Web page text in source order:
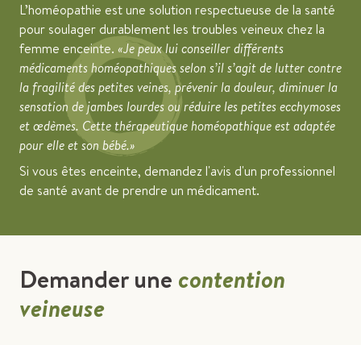
L’homéopathie est une solution respectueuse de la santé
pour soulager durablement les troubles veineux chez la
femme enceinte. «Je peux lui conseiller différents
médicaments homéopathiques selon s’il s’agit de lutter contre
la fragilité des petites veines, prévenir la douleur, diminuer la
sensation de jambes lourdes ou réduire les petites ecchymoses
et œdèmes. Cette thérapeutique homéopathique est adaptée
pour elle et son bébé.»
Si vous êtes enceinte, demandez l'avis d'un professionnel
de santé avant de prendre un médicament.
Demander une contention
veineuse